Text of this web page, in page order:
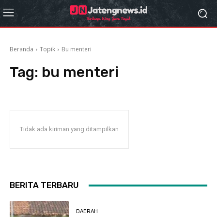
Beranda Topik Bu menteri
Tag: bu menteri
Tidak ada kiriman yang ditampilkan
BERITA TERBARU
DAERAH